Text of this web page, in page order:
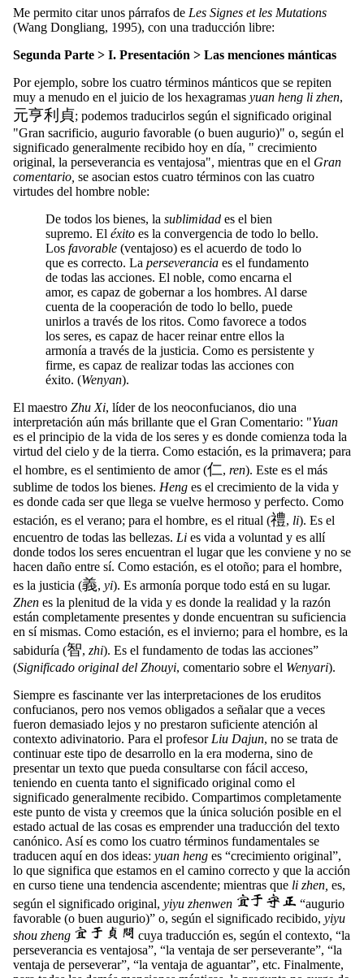
Me permito citar unos párrafos de Les Signes et les Mutations
(Wang Dongliang, 1995), con una traducción libre:
Segunda Parte > I. Presentación > Las menciones mánticas
Por ejemplo, sobre los cuatro términos mánticos que se repiten
muy a menudo en el juicio de los hexagramas yuan heng li zhen,
元亨利貞; podemos traducirlos según el significado original
"Gran sacrificio, augurio favorable (o buen augurio)" o, según el
significado generalmente recibido hoy en día, " crecimiento
original, la perseverancia es ventajosa", mientras que en el Gran
comentario, se asocian estos cuatro términos con las cuatro
virtudes del hombre noble:
De todos los bienes, la sublimidad es el bien
supremo. El éxito es la convergencia de todo lo bello.
Los favorable (ventajoso) es el acuerdo de todo lo
que es correcto. La perseverancia es el fundamento
de todas las acciones. El noble, como encarna el
amor, es capaz de gobernar a los hombres. Al darse
cuenta de la cooperación de todo lo bello, puede
unirlos a través de los ritos. Como favorece a todos
los seres, es capaz de hacer reinar entre ellos la
armonía a través de la justicia. Como es persistente y
firme, es capaz de realizar todas las acciones con
éxito. (Wenyan).
El maestro Zhu Xi, líder de los neoconfucianos, dio una
interpretación aún más brillante que el Gran Comentario: "Yuan
es el principio de la vida de los seres y es donde comienza toda la
virtud del cielo y de la tierra. Como estación, es la primavera; para
el hombre, es el sentimiento de amor (仁, ren). Este es el más
sublime de todos los bienes. Heng es el crecimiento de la vida y
es donde cada ser que llega se vuelve hermoso y perfecto. Como
estación, es el verano; para el hombre, es el ritual (禮, li). Es el
encuentro de todas las bellezas. Li es vida a voluntad y es allí
donde todos los seres encuentran el lugar que les conviene y no se
hacen daño entre sí. Como estación, es el otoño; para el hombre,
es la justicia (義, yi). Es armonía porque todo está en su lugar.
Zhen es la plenitud de la vida y es donde la realidad y la razón
están completamente presentes y donde encuentran su suficiencia
en sí mismas. Como estación, es el invierno; para el hombre, es la
sabiduría (智, zhi). Es el fundamento de todas las acciones”
(Significado original del Zhouyi, comentario sobre el Wenyari).
Siempre es fascinante ver las interpretaciones de los eruditos
confucianos, pero nos vemos obligados a señalar que a veces
fueron demasiado lejos y no prestaron suficiente atención al
contexto adivinatorio. Para el profesorLiu Dajun, no se trata de
continuar este tipo de desarrollo en la era moderna, sino de
presentar un texto que pueda consultarse con fácil acceso,
teniendo en cuenta tanto el significado original como el
significado generalmente recibido. Compartimos completamente
este punto de vista y creemos que la única solución posible en el
estado actual de las cosas es emprender una traducción del texto
canónico. Así es como los cuatro términos fundamentales se
traducen aquí en dos ideas: yuan heng es “crecimiento original”,
lo que significa que estamos en el camino correcto y que la acción
en curso tiene una tendencia ascendente; mientras que li zhen, es,
según el significado original, yiyu zhenwen
“augurio
favorable (o buen augurio)” o, según el significado recibido, yiyu
shou zheng
cuya traducción es, según el contexto, “la
perseverancia es ventajosa”, “la ventaja de ser perseverante”, “la
ventaja de perseverar”, “la ventaja de aguantar”, etc. Finalmente,